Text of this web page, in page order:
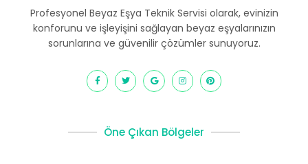
Profesyonel Beyaz Eşya Teknik Servisi olarak, evinizin
konforunu ve işleyişini sağlayan beyaz eşyalarınızın
sorunlarına ve güvenilir çözümler sunuyoruz.
Öne Çıkan Bölgeler